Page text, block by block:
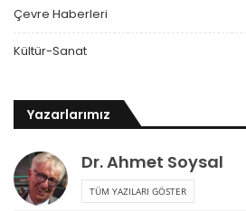
Çevre Haberleri
Kültür-Sanat
Yazarlarımız
Dr. Ahmet Soysal
TÜM YAZILARI GÖSTER